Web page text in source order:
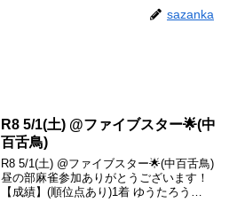
sazanka
R8 5/1(土) @ファイブスター🌟(中
百舌鳥)
R8 5/1(土) @ファイブスター🌟(中百舌鳥)
昼の部麻雀参加ありがとうございます！
【成績】(順位点あり)1着 ゆうたろう